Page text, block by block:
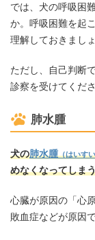
では、犬の呼吸困
か。呼吸困難を起
理解しておきましょ
ただし、自己判断
診察を受けてくださ
肺水腫
犬の肺水腫（はいす
めなくなってしま
心臓が原因の「心
敗血症などが原因